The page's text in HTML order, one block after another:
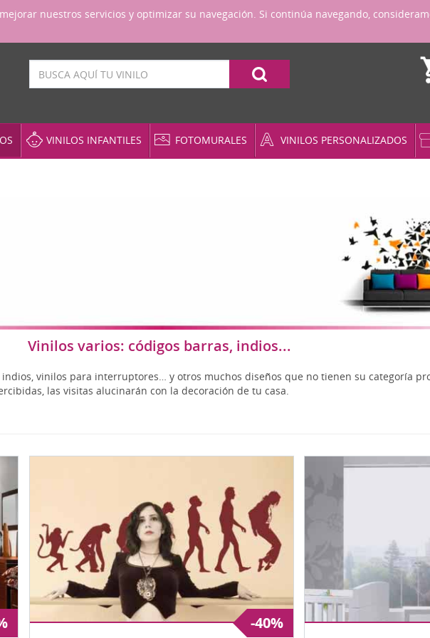
Pedidos telefónicos
987 09 01 47
VINILOS INFANTILES FOTOMURALES VINILOS PERSONALIZADOS
Musicales
Originales
Percheros
Románticos
Relojes de vinilo
Talla M (mediano)
Relojes Originales
Textos y Frases
Agujeros 3D
Vintage - Retro
Vinilos varios: códigos barras, indios...
indios, vinilos para interruptores… y otros muchos diseños que no tienen su categoría
las visitas alucinarán con la decoración de tu casa.
-40%
nuestros servicios y optimizar su navegación. Si continúa navegando,